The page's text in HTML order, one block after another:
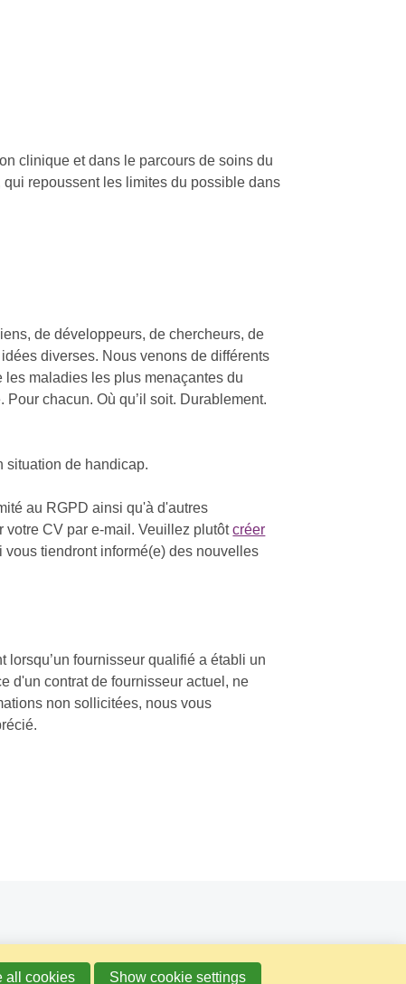
clinique et dans le parcours de soins du
repoussent les limites du possible dans
de développeurs, de chercheurs, de
diverses. Nous venons de différents
maladies les plus menaçantes du
chacun. Où qu’il soit. Durablement.
situation de handicap.
au RGPD ainsi qu'à d'autres
votre CV par e-mail. Veuillez plutôtcréer
tiendront informé(e) des nouvelles
fournisseur qualifié a établi un
d'un contrat de fournisseur actuel, ne
non sollicitées, nous vous
all cookies Show cookie settings